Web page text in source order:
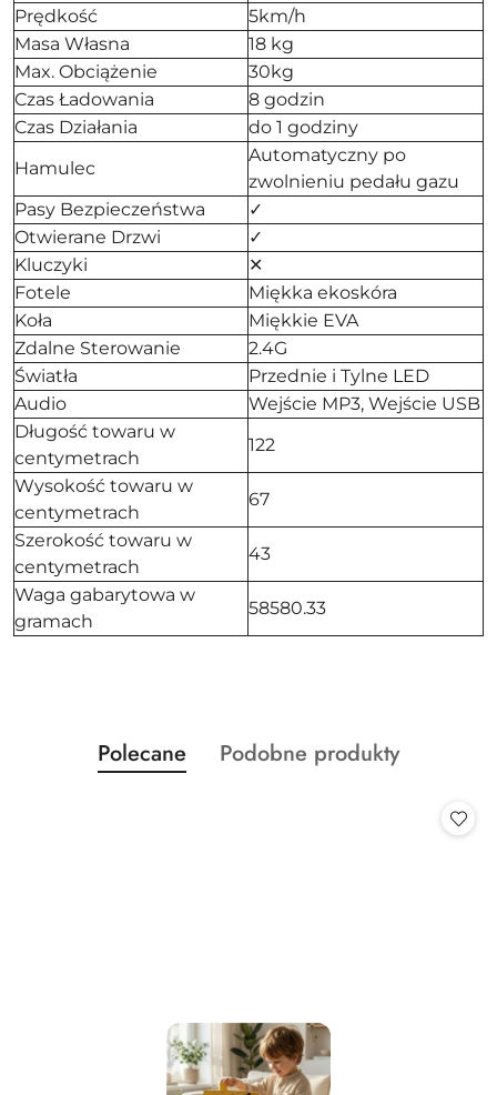
Prędkość
5km/h
Masa Własna
18 kg
Max. Obciążenie
30kg
Czas Ładowania
8 godzin
Czas Działania
do 1 godziny
Hamulec
Automatyczny po
zwolnieniu pedału gazu
Pasy Bezpieczeństwa
✓
Otwierane Drzwi
✓
Kluczyki
✕
Fotele
Miękka ekoskóra
Koła
Miękkie EVA
Zdalne Sterowanie
2.4G
Światła
Przednie i Tylne LED
Audio
Wejście MP3, Wejście USB
Długość towaru w
centymetrach
122
Wysokość towaru w
centymetrach
67
Szerokość towaru w
centymetrach
43
Waga gabarytowa w
gramach
58580.33
Pomiń karuzelę produktów
Produkty
o
Polecane
Produkty
Podobne produkty